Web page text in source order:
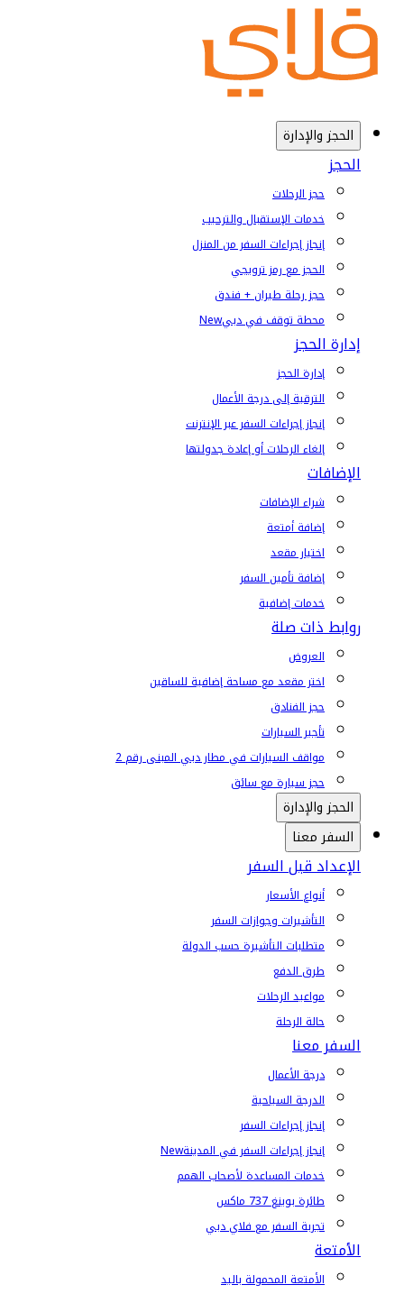
الحجز والإدارة
الحجز
حجز الرحلات
خدمات الإستقبال والترحيب
إنجاز إجراءات السفر من المنزل
الحجز مع رمز ترويجي
حجز رحلة طيران + فندق
محطة توقف في دبيNew
إدارة الحجز
إدارة الحجز
الترقية إلى درجة الأعمال
إنجاز إجراءات السفر عبر الإنترنت
إلغاء الرحلات أو إعادة جدولتها
الإضافات
شراء الإضافات
إضافة أمتعة
اختيار مقعد
إضافة تأمين السفر
خدمات إضافية
روابط ذات صلة
العروض
اختر مقعد مع مساحة إضافية للساقين
حجز الفنادق
تأجير السيارات
مواقف السيارات في مطار دبي المبنى رقم 2
حجز سيارة مع سائق
الحجز والإدارة
السفر معنا
الإعداد قبل السفر
أنواع الأسعار
التأشيرات وجوازات السفر
متطلبات التأشيرة حسب الدولة
طرق الدفع
مواعيد الرحلات
حالة الرحلة
السفر معنا
درجة الأعمال
الدرجة السياحية
إنجاز إجراءات السفر
إنجاز إجراءات السفر في المدينةNew
خدمات المساعدة لأصحاب الهمم
طائرة بوينغ 737 ماكس
تجربة السفر مع فلاي دبي
الأمتعة
الأمتعة المحمولة باليد